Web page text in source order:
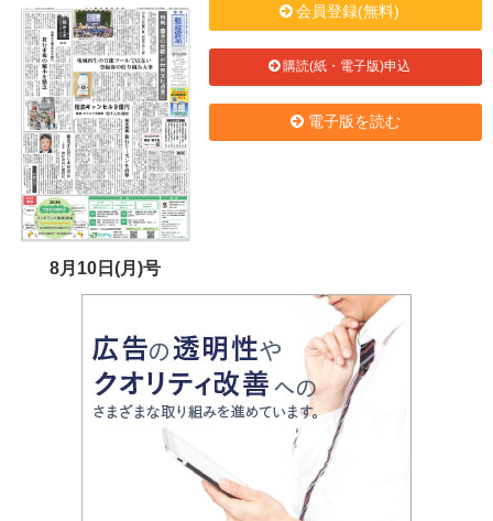
8月10日(月)号
会員登録(無料)
購読(紙・電子版)申込
電子版を読む